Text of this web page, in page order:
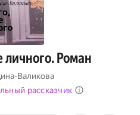
личного. Роман
Валикова
рассказчик